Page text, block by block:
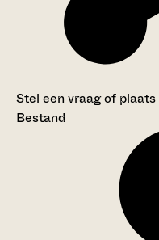
Stel een vraag of
Bestand